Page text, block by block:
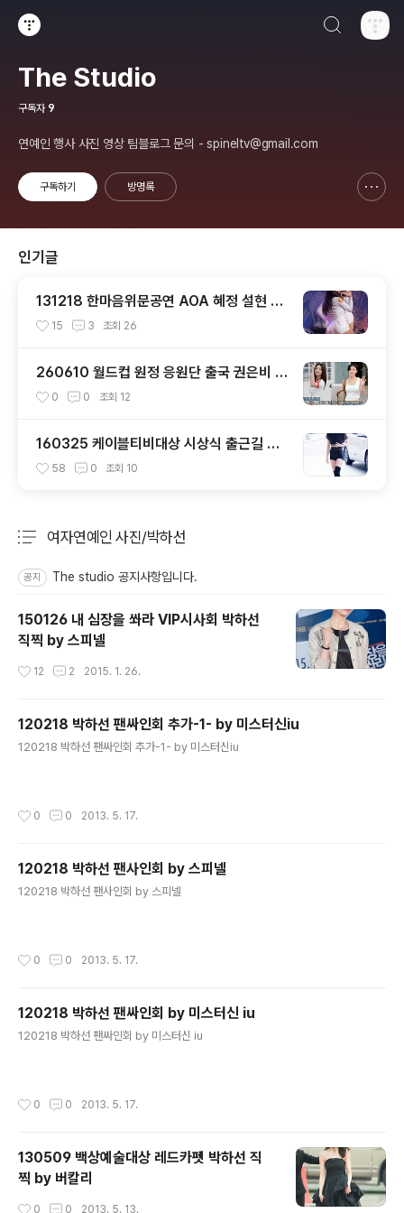
The Studio
구독자 9
연예인 행사 사진 영상 팀블로그 문의 - spineltv@gmail.com
구독하기 방명록
인기글
131218 한마음위문공연 AOA 혜정 설현 직
캠 by 스피넬
15 3 조회 26
260610 월드컵 원정 응원단 출국 권은비 &
화사 직캠 by 스피넬
0 0 조회 12
160325 케이블티비대상 시상식 출근길 트
와이스 직찍 by 스피넬
58 0 조회 10
여자연예인 사진/박하선
공지 The studio 공지사항입니다.
150126 내 심장을 쏴라 VIP시사회 박하선
직찍 by 스피넬
12 2 2015. 1. 26.
120218 박하선 팬싸인회 추가-1- by 미스터신iu
120218 박하선 팬싸인회 추가-1- by 미스터신iu
0 0 2013. 5. 17.
120218 박하선 팬사인회 by 스피넬
120218 박하선 팬사인회 by 스피넬
0 0 2013. 5. 17.
120218 박하선 팬싸인회 by 미스터신 iu
120218 박하선 팬싸인회 by 미스터신 iu
0 0 2013. 5. 17.
130509 백상예술대상 레드카펫 박하선 직
찍 by 버칼리
0 0 2013. 5. 13.